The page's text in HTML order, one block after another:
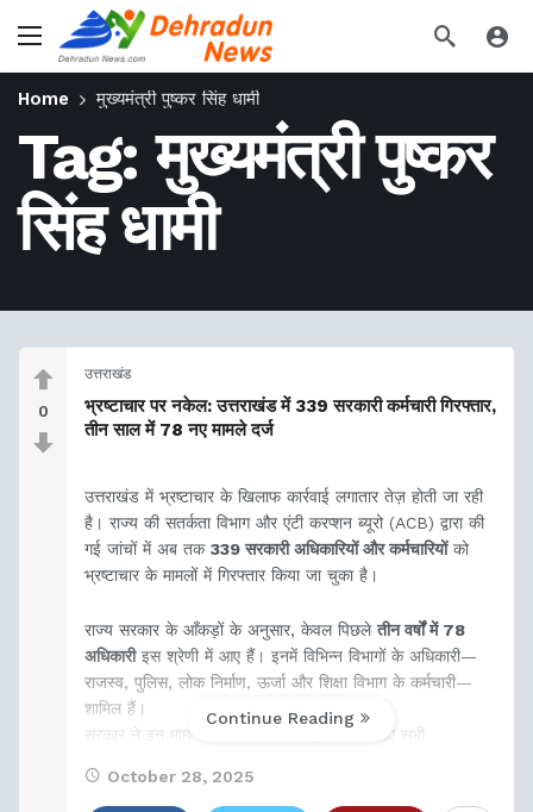
Home मुख्यमंत्री पुष्कर सिंह धामी
Tag:मुख्यमंत्री पुष्कर
सिंह धामी
0
उत्तराखंड
भ्रष्टाचार पर नकेल: उत्तराखंड में 339 सरकारी कर्मचारी गिरफ्तार,
तीन साल में 78 नए मामले दर्ज
उत्तराखंड में भ्रष्टाचार के खिलाफ कार्रवाई लगातार तेज़ होती जा रही
है। राज्य की सतर्कता विभाग और एंटी करप्शन ब्यूरो (ACB) द्वारा की
गई जांचों में अब तक 339 सरकारी अधिकारियों और कर्मचारियोंको
भ्रष्टाचार के मामलों में गिरफ्तार किया जा चुका है।
राज्य सरकार के आँकड़ों के अनुसार, केवल पिछलेतीन वर्षों में 78
अधिकारीइस श्रेणी में आए हैं। इनमें विभिन्न विभागों के अधिकारी—
राजस्व, पुलिस, लोक निर्माण, ऊर्जा और शिक्षा विभाग के कर्मचारी—
शामिल हैं।
सरकार ने इन मामलों में पारदर्शिता बनाए रखने के लिए सभी
Continue Reading
October 28, 2025